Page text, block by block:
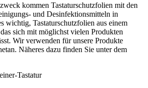
kommen Tastaturschutzfolien mit den
und Desinfektionsmitteln in
wichtig, Tastaturschutzfolien aus einem
sich mit möglichst vielen Produkten
Wir verwenden für unsere Produkte
Näheres dazu finden Sie unter dem